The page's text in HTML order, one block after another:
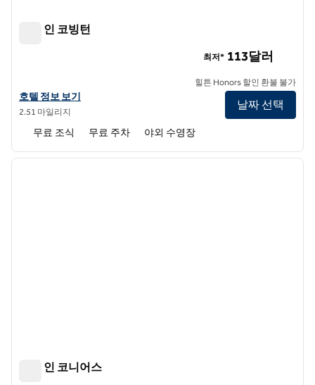
햄튼 인 코빙턴
햄튼 인 코빙턴의 호텔 정보 보기
호텔 정보 보기
2.51 마일리지
최저* 113달러
힐튼 Honors 할인 환불 불가
날짜 선택
무료 조식 무료 주차 야외 수영장
1/12
다음
햄튼 인 코니어스